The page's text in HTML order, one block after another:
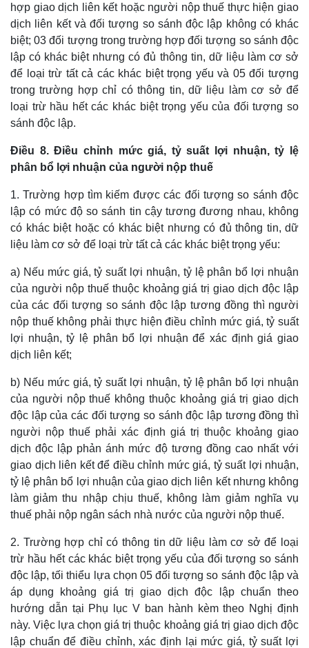
hợp giao dịch liên kết hoặc người nộp thuế thực hiện giao
dịch liên kết và đối tượng so sánh độc lập không có khác
biệt; 03 đối tượng trong trường hợp đối tượng so sánh độc
lập có khác biệt nhưng có đủ thông tin, dữ liệu làm cơ sở
để loại trừ tất cả các khác biệt trọng yếu và 05 đối tượng
trong trường hợp chỉ có thông tin, dữ liệu làm cơ sở để
loại trừ hầu hết các khác biệt trọng yếu của đối tượng so
sánh độc lập.
Điều 8. Điều chỉnh mức giá, tỷ suất lợi nhuận, tỷ lệ
phân bổ lợi nhuận của người nộp thuế
1. Trường hợp tìm kiếm được các đối tượng so sánh độc
lập có mức độ so sánh tin cậy tương đương nhau, không
có khác biệt hoặc có khác biệt nhưng có đủ thông tin, dữ
liệu làm cơ sở để loại trừ tất cả các khác biệt trọng yếu:
a) Nếu mức giá, tỷ suất lợi nhuận, tỷ lệ phân bổ lợi nhuận
của người nộp thuế thuộc khoảng giá trị giao dịch độc lập
của các đối tượng so sánh độc lập tương đồng thì người
nộp thuế không phải thực hiện điều chỉnh mức giá, tỷ suất
lợi nhuận, tỷ lệ phân bổ lợi nhuận để xác định giá giao
dịch liên kết;
b) Nếu mức giá, tỷ suất lợi nhuận, tỷ lệ phân bổ lợi nhuận
của người nộp thuế không thuộc khoảng giá trị giao dịch
độc lập của các đối tượng so sánh độc lập tương đồng thì
người nộp thuế phải xác định giá trị thuộc khoảng giao
dịch độc lập phản ánh mức độ tương đồng cao nhất với
giao dịch liên kết để điều chỉnh mức giá, tỷ suất lợi nhuận,
tỷ lệ phân bổ lợi nhuận của giao dịch liên kết nhưng không
làm giảm thu nhập chịu thuế, không làm giảm nghĩa vụ
thuế phải nộp ngân sách nhà nước của người nộp thuế.
2. Trường hợp chỉ có thông tin dữ liệu làm cơ sở để loại
trừ hầu hết các khác biệt trọng yếu của đối tượng so sánh
độc lập, tối thiểu lựa chọn 05 đối tượng so sánh độc lập và
áp dụng khoảng giá trị giao dịch độc lập chuẩn theo
hướng dẫn tại Phụ lục V ban hành kèm theo Nghị định
này. Việc lựa chọn giá trị thuộc khoảng giá trị giao dịch độc
lập chuẩn để điều chỉnh, xác định lại mức giá, tỷ suất lợi